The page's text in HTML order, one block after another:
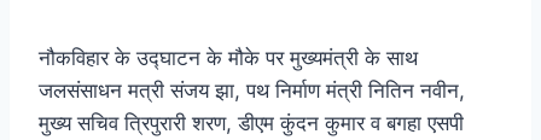
नौकविहार के उद्घाटन के मौके पर मुख्यमंत्री के साथ
जलसंसाधन मत्री संजय झा, पथ निर्माण मंत्री नितिन नवीन,
मुख्य सचिव त्रिपुरारी शरण, डीएम कुंदन कुमार व बगहा एसपी